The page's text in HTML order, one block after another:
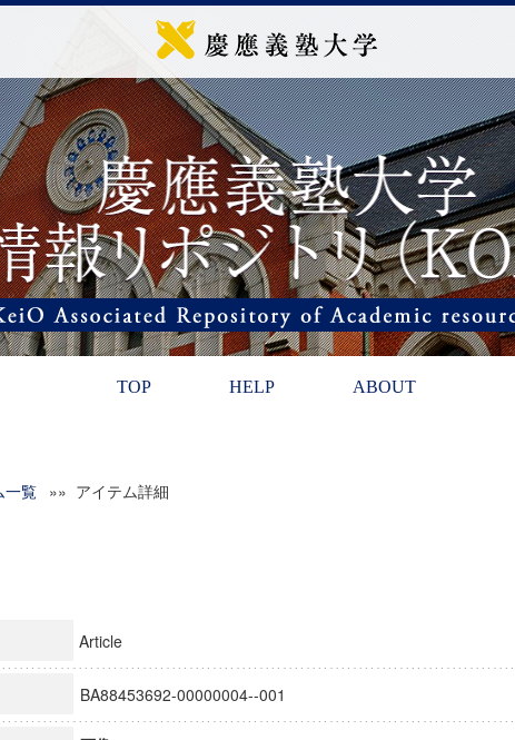
TOP HELP ABOUT
一覧 »» アイテム詳細
Article
BA88453692-00000004--001